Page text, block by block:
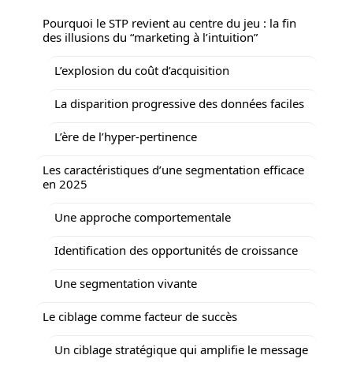
Pourquoi le STP revient au centre du jeu : la fin
des illusions du “marketing à l’intuition”
L’explosion du coût d’acquisition
La disparition progressive des données faciles
L’ère de l’hyper-pertinence
Les caractéristiques d’une segmentation efficace
en 2025
Une approche comportementale
Identification des opportunités de croissance
Une segmentation vivante
Le ciblage comme facteur de succès
Un ciblage stratégique qui amplifie le message